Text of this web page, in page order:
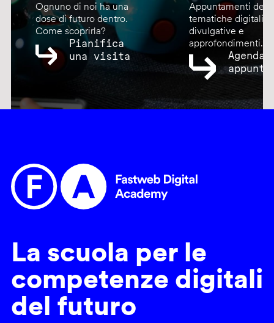
Ognuno di noi ha una
dose di futuro dentro.
Come scoprirla?
Pianifica
una visita
Appuntamenti
tematiche digitali,
divulgative e
approfondimenti.
Agenda
La scuola per le
competenze digitali
del futuro